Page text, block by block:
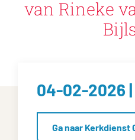
van Rineke
04-02-2026 |
Ga naar Kerkdienst